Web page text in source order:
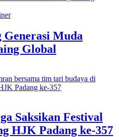
Generasi Muda
Global
Saksikan Festival
HJK Padang ke-357